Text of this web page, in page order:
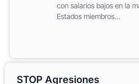
con salarios bajos en la
Estados miembros...
STOP Agresiones